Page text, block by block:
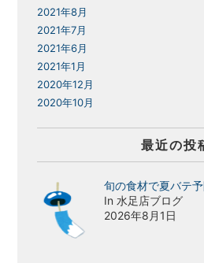
2021年8月
2021年7月
2021年6月
2021年1月
2020年12月
2020年10月
最近の投
旬の食材で夏バテ
In 水足店ブログ
2026年8月1日